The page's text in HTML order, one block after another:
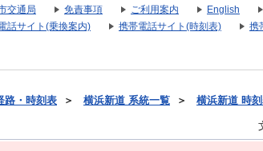
交通局 免責事項 ご利用案内 English
話サイト(乗換案内)
携帯電話サイト(時刻表) 携
路・時刻表 ＞ 横浜新道 系統一覧 ＞ 横浜新道 時